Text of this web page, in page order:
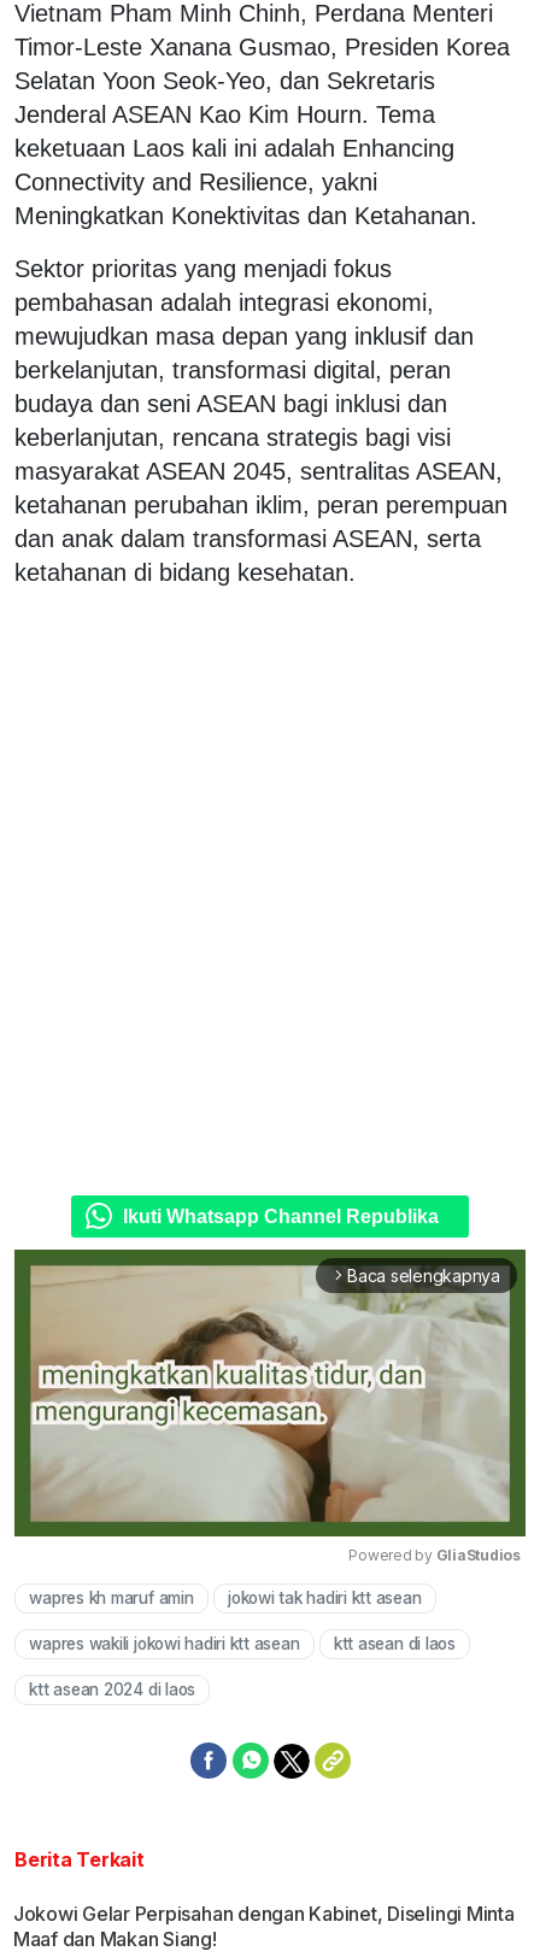
Vietnam Pham Minh Chinh, Perdana Menteri
Timor-Leste Xanana Gusmao, Presiden Korea
Selatan Yoon Seok-Yeo, dan Sekretaris
Jenderal ASEAN Kao Kim Hourn. Tema
keketuaan Laos kali ini adalah Enhancing
Connectivity and Resilience, yakni
Meningkatkan Konektivitas dan Ketahanan.
Sektor prioritas yang menjadi fokus
pembahasan adalah integrasi ekonomi,
mewujudkan masa depan yang inklusif dan
berkelanjutan, transformasi digital, peran
budaya dan seni ASEAN bagi inklusi dan
keberlanjutan, rencana strategis bagi visi
masyarakat ASEAN 2045, sentralitas ASEAN,
ketahanan perubahan iklim, peran perempuan
dan anak dalam transformasi ASEAN, serta
ketahanan di bidang kesehatan.
Ikuti Whatsapp Channel Republika
arrow_forward_ios Baca selengkapnya
Powered by GliaStudios
wapres kh maruf amin jokowi tak hadiri ktt asean
wapres wakili jokowi hadiri ktt asean ktt asean di laos
ktt asean 2024 di laos
Berita Terkait
Jokowi Gelar Perpisahan dengan Kabinet, Diselingi Minta
Maaf dan Makan Siang!